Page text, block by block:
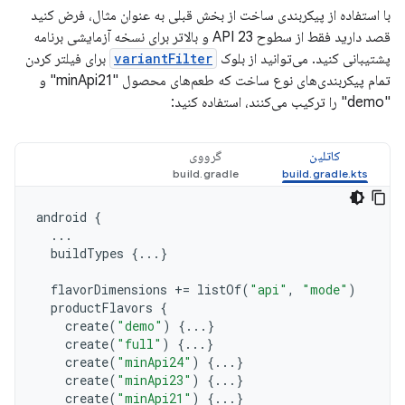
با استفاده از پیکربندی ساخت از بخش قبلی به عنوان مثال، فرض کنید
قصد دارید فقط از سطوح API 23 و بالاتر برای نسخه آزمایشی برنامه
پشتیبانی کنید. می‌توانید از بلوک variantFilter برای فیلتر کردن
تمام پیکربندی‌های نوع ساخت که طعم‌های محصول "minApi21" و
"demo" را ترکیب می‌کنند، استفاده کنید:
کاتلین گرووی
android {
...
buildTypes {...}
flavorDimensions += listOf( "api" , "mode" )
productFlavors {
create( "demo" )
{...}
create( "full" )
{...}
create( "minApi24" )
{...}
create( "minApi23" )
{...}
create( "minApi21" )
{...}